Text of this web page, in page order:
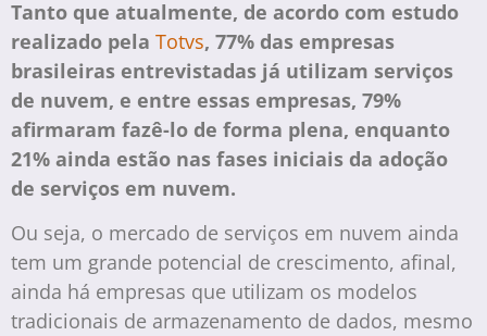
Tanto que atualmente, de acordo com estudo
realizado pela Totvs, 77% das empresas
brasileiras entrevistadas já utilizam serviços
de nuvem, e entre essas empresas, 79%
afirmaram fazê-lo de forma plena, enquanto
21% ainda estão nas fases iniciais da adoção
de serviços em nuvem.
Ou seja, o mercado de serviços em nuvem ainda
tem um grande potencial de crescimento, afinal,
ainda há empresas que utilizam os modelos
tradicionais de armazenamento de dados, mesmo